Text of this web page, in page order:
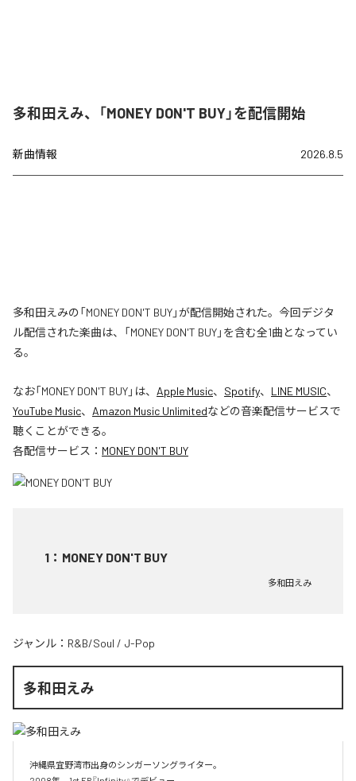
多和田えみ、「MONEY DON'T BUY」を配信開始
新曲情報 2026.8.5
多和田えみの「MONEY DON'T BUY」が配信開始された。今回デジタ
ル配信された楽曲は、「MONEY DON'T BUY」を含む全1曲となってい
る。
なお「MONEY DON'T BUY」は、 Apple Music、 Spotify、 LINE MUSIC、
YouTube Music、 Amazon Music Unlimitedなどの音楽配信サービスで
聴くことができる。
各配信サービス： MONEY DON'T BUY
1 ： MONEY DON'T BUY
多和田えみ
ジャンル： R&B/Soul / J-Pop
多和田えみ
沖縄県宜野湾市出身のシンガーソングライター。